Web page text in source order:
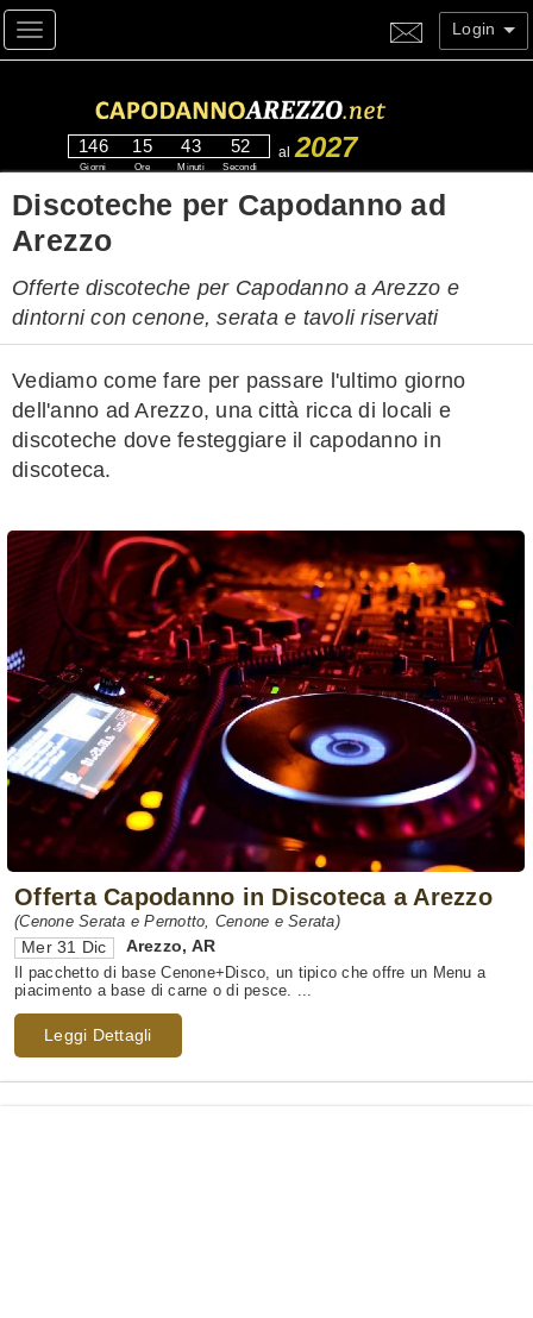
Toggle navigation Login
146
Giorni
15
Ore
43
Minuti
51
Secondi
al 2027
Discoteche per Capodanno ad
Arezzo
Offerte discoteche per Capodanno a Arezzo e
dintorni con cenone, serata e tavoli riservati
Vediamo come fare per passare l'ultimo giorno
dell'anno ad Arezzo, una città ricca di locali e
discoteche dove festeggiare il capodanno in
discoteca.
Offerta Capodanno in Discoteca a Arezzo
(Cenone Serata e Pernotto, Cenone e Serata)
Mer 31 Dic Arezzo, AR
Il pacchetto di base Cenone+Disco, un tipico che offre un Menu a
piacimento a base di carne o di pesce. ...
Leggi Dettagli